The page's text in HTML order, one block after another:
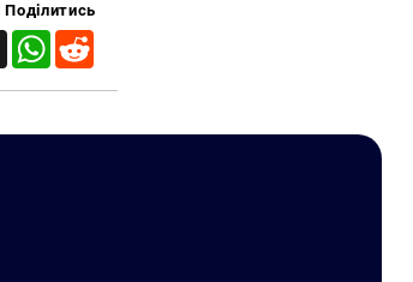
Поділитись
X WhatsApp